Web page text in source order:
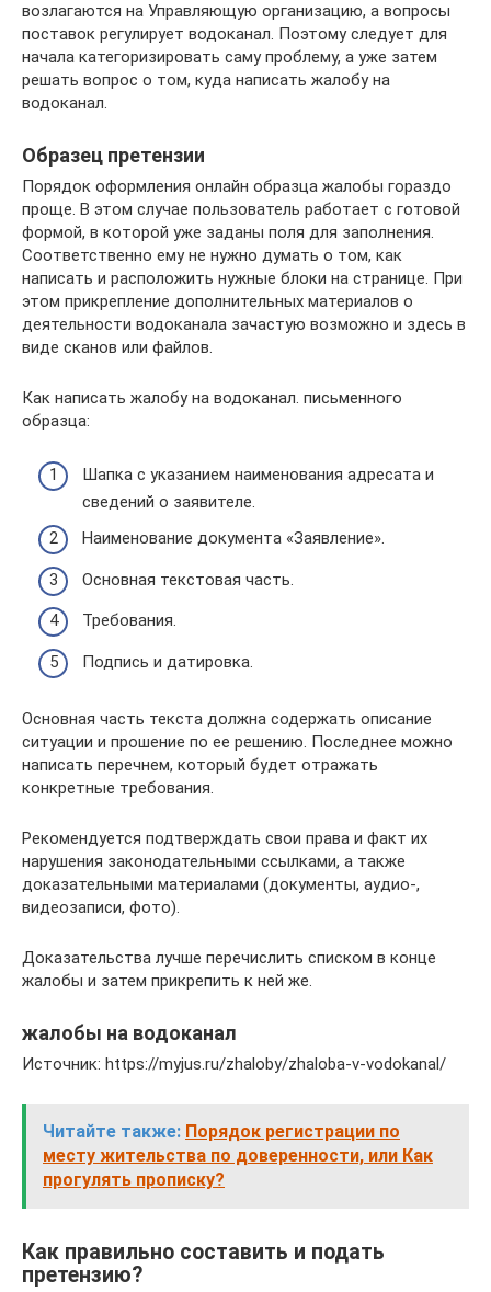
возлагаются на Управляющую организацию, а вопросы
поставок регулирует водоканал. Поэтому следует для
начала категоризировать саму проблему, а уже затем
решать вопрос о том, куда написать жалобу на
водоканал.
Образец претензии
Порядок оформления онлайн образца жалобы гораздо
проще. В этом случае пользователь работает с готовой
формой, в которой уже заданы поля для заполнения.
Соответственно ему не нужно думать о том, как
написать и расположить нужные блоки на странице. При
этом прикрепление дополнительных материалов о
деятельности водоканала зачастую возможно и здесь в
виде сканов или файлов.
Как написать жалобу на водоканал. письменного
образца:
Шапка с указанием наименования адресата и
сведений о заявителе.
Наименование документа «Заявление».
Основная текстовая часть.
Требования.
Подпись и датировка.
Основная часть текста должна содержать описание
ситуации и прошение по ее решению. Последнее можно
написать перечнем, который будет отражать
конкретные требования.
Рекомендуется подтверждать свои права и факт их
нарушения законодательными ссылками, а также
доказательными материалами (документы, аудио-,
видеозаписи, фото).
Доказательства лучше перечислить списком в конце
жалобы и затем прикрепить к ней же.
жалобы на водоканал
Источник: https://myjus.ru/zhaloby/zhaloba-v-vodokanal/
Читайте также: Порядок регистрации по
месту жительства по доверенности, или Как
прогулять прописку?
Как правильно составить и подать
претензию?